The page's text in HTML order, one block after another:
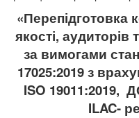
«Перепідготовка
якості, аудиторів
за вимогами
17025:2019 з
ISO 19011:2019,
ILAC-